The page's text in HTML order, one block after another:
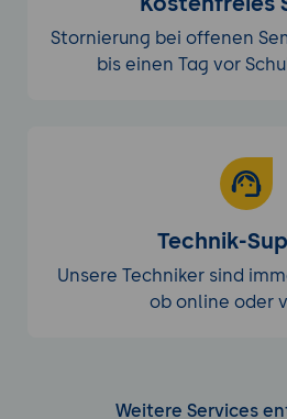
Stornierung bei offenen
bis einen Tag vor
Technik-
Unsere Techniker sind
ob online oder
Weitere Services